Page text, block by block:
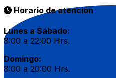
Horario de atención
Lunes a Sábado:
8:00 a 22:00 Hrs.
Domingo:
8:00 a 20:00 Hrs.